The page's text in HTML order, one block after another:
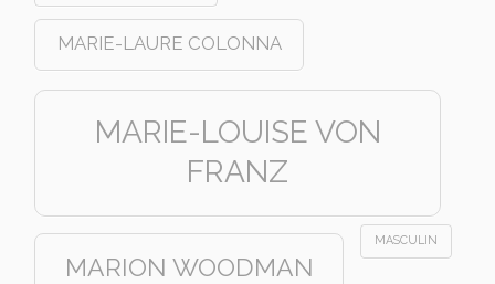
MARIE-LAURE COLONNA
MARIE-LOUISE VON
FRANZ
MARION WOODMAN
MASCULIN